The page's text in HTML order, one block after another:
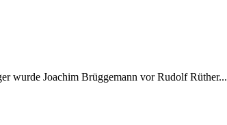
wurde Joachim Brüggemann vor Rudolf Rüther...